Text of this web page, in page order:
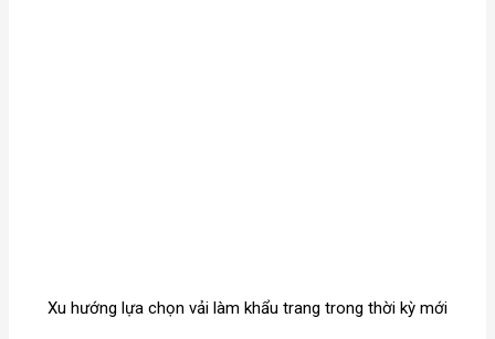
Xu hướng lựa chọn vải làm khẩu trang trong thời kỳ mới